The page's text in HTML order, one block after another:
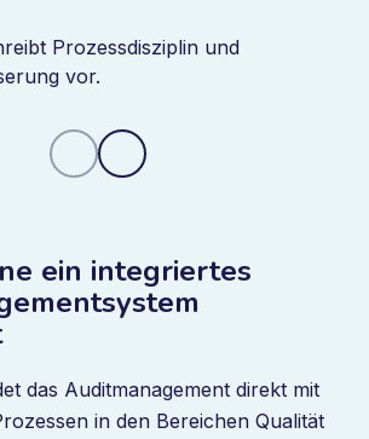
Prozessdisziplin und
vor.
ein integriertes
das Auditmanagement direkt mit
in den Bereichen Qualität